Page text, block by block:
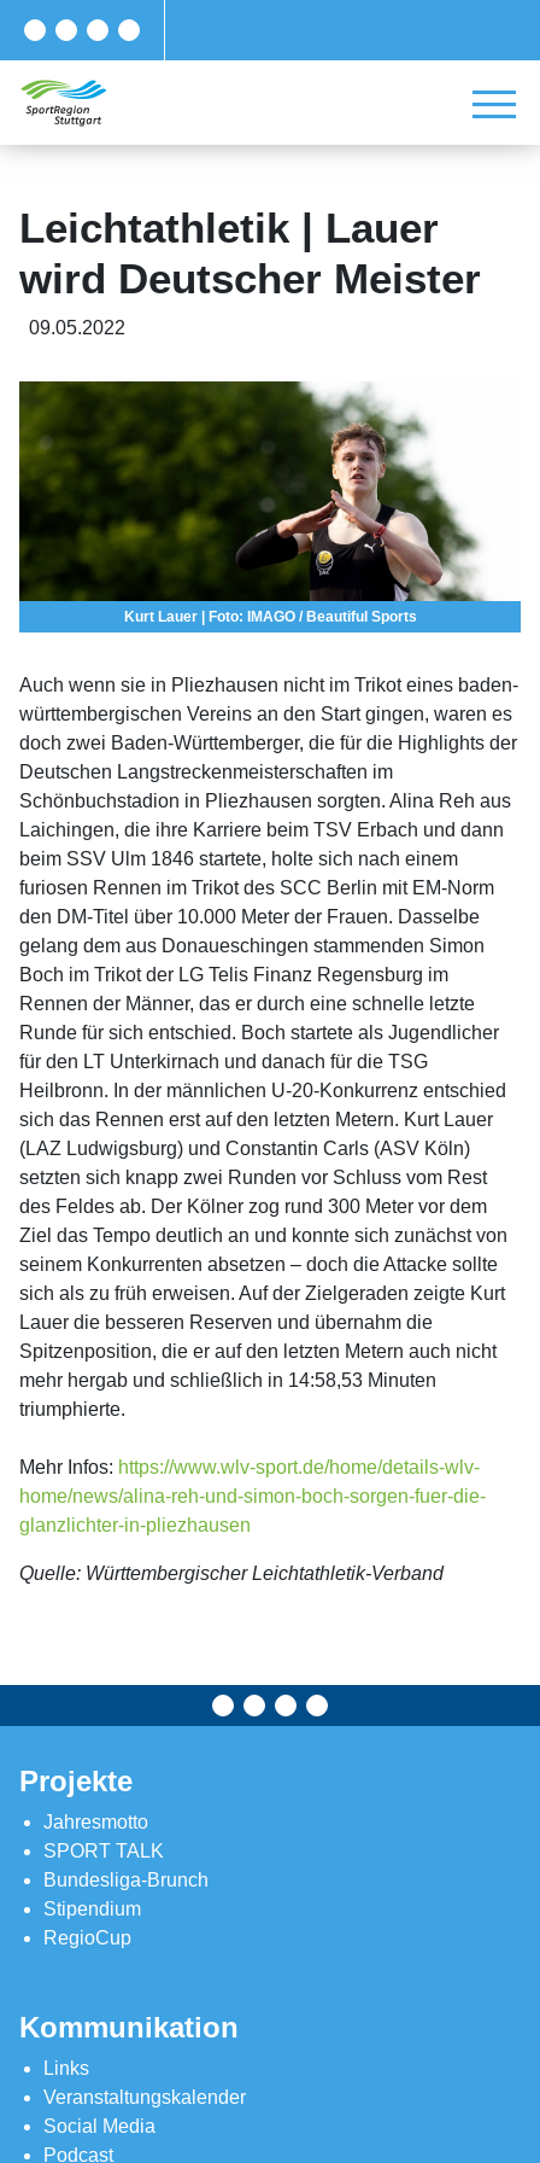
Leichtathletik | Lauer
wird Deutscher Meister
09.05.2022
Kurt Lauer | Foto: IMAGO / Beautiful Sports
Auch wenn sie in Pliezhausen nicht im Trikot eines baden-
württembergischen Vereins an den Start gingen, waren es
doch zwei Baden-Württemberger, die für die Highlights der
Deutschen Langstreckenmeisterschaften im
Schönbuchstadion in Pliezhausen sorgten. Alina Reh aus
Laichingen, die ihre Karriere beim TSV Erbach und dann
beim SSV Ulm 1846 startete, holte sich nach einem
furiosen Rennen im Trikot des SCC Berlin mit EM-Norm
den DM-Titel über 10.000 Meter der Frauen. Dasselbe
gelang dem aus Donaueschingen stammenden Simon
Boch im Trikot der LG Telis Finanz Regensburg im
Rennen der Männer, das er durch eine schnelle letzte
Runde für sich entschied. Boch startete als Jugendlicher
für den LT Unterkirnach und danach für die TSG
Heilbronn. In der männlichen U-20-Konkurrenz entschied
sich das Rennen erst auf den letzten Metern. Kurt Lauer
(LAZ Ludwigsburg) und Constantin Carls (ASV Köln)
setzten sich knapp zwei Runden vor Schluss vom Rest
des Feldes ab. Der Kölner zog rund 300 Meter vor dem
Ziel das Tempo deutlich an und konnte sich zunächst von
seinem Konkurrenten absetzen – doch die Attacke sollte
sich als zu früh erweisen. Auf der Zielgeraden zeigte Kurt
Lauer die besseren Reserven und übernahm die
Spitzenposition, die er auf den letzten Metern auch nicht
mehr hergab und schließlich in 14:58,53 Minuten
triumphierte.
Mehr Infos: https://www.wlv-sport.de/home/details-wlv-
home/news/alina-reh-und-simon-boch-sorgen-fuer-die-
glanzlichter-in-pliezhausen
Quelle: Württembergischer Leichtathletik-Verband
Projekte
Jahresmotto
SPORT TALK
Bundesliga-Brunch
Stipendium
RegioCup
Kommunikation
Links
Veranstaltungskalender
Social Media
Podcast